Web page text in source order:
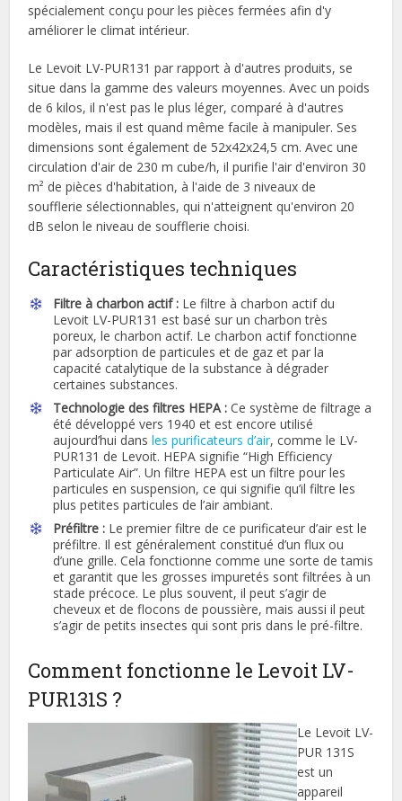
spécialement conçu pour les pièces fermées afin d'y
améliorer le climat intérieur.
Le Levoit LV-PUR131 par rapport à d'autres produits, se
situe dans la gamme des valeurs moyennes. Avec un poids
de 6 kilos, il n'est pas le plus léger, comparé à d'autres
modèles, mais il est quand même facile à manipuler. Ses
dimensions sont également de 52x42x24,5 cm. Avec une
circulation d'air de 230 m cube/h, il purifie l'air d'environ 30
m² de pièces d'habitation, à l'aide de 3 niveaux de
soufflerie sélectionnables, qui n'atteignent qu'environ 20
dB selon le niveau de soufflerie choisi.
Caractéristiques techniques
Filtre à charbon actif : Le filtre à charbon actif du
Levoit LV-PUR131 est basé sur un charbon très
poreux, le charbon actif. Le charbon actif fonctionne
par adsorption de particules et de gaz et par la
capacité catalytique de la substance à dégrader
certaines substances.
Technologie des filtres HEPA : Ce système de filtrage a
été développé vers 1940 et est encore utilisé
aujourd’hui dansles purificateurs d’air, comme le LV-
PUR131 de Levoit. HEPA signifie “High Efficiency
Particulate Air”. Un filtre HEPA est un filtre pour les
particules en suspension, ce qui signifie qu’il filtre les
plus petites particules de l’air ambiant.
Préfiltre : Le premier filtre de ce purificateur d’air est le
préfiltre. Il est généralement constitué d’un flux ou
d’une grille. Cela fonctionne comme une sorte de tamis
et garantit que les grosses impuretés sont filtrées à un
stade précoce. Le plus souvent, il peut s’agir de
cheveux et de flocons de poussière, mais aussi il peut
s’agir de petits insectes qui sont pris dans le pré-filtre.
Comment fonctionne le Levoit LV-
PUR131S ?
Le Levoit LV-
PUR 131S
est un
appareil